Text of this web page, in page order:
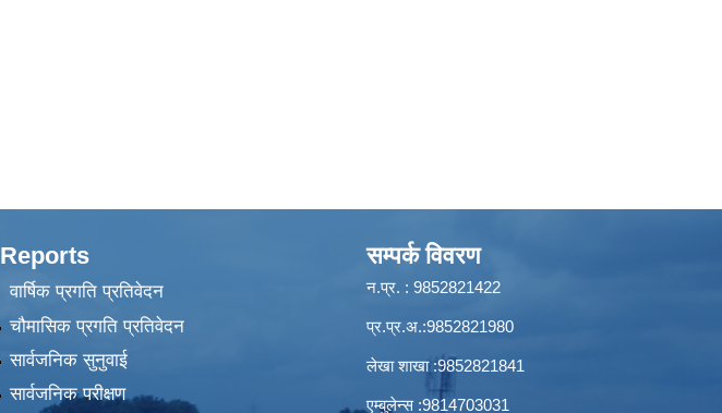
Reports
वार्षिक प्रगति प्रतिवेदन
चौमासिक प्रगति प्रतिवेदन
सार्वजनिक सुनुवाई
सार्वजनिक परीक्षण
सम्पर्क विवरण
न.प्र. : 9852821422
प्र.प्र.अ.:9852821980
लेखा शाखा :9852821841
एम्बुलेन्स :9814703031